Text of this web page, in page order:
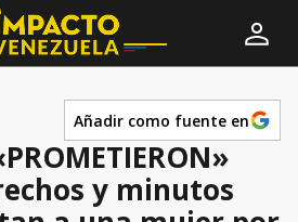
Añadir como fuente en
y minutos